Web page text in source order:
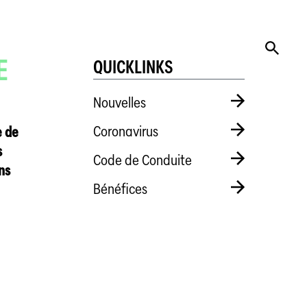
de
QUICKLINKS
Nouvelles
Coronavirus
Code de Conduite
Bénéfices